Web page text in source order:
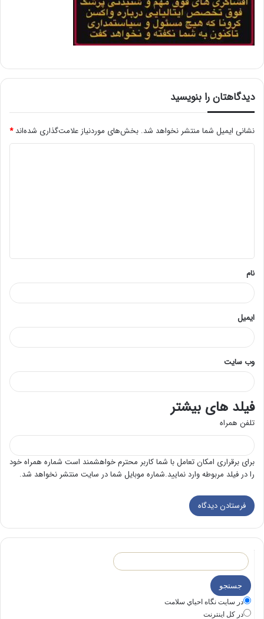
دیدگاهتان را بنویسید
نشانی ایمیل شما منتشر نخواهد شد. بخش‌های موردنیاز علامت‌گذاری شده‌اند*
*
نام
ایمیل
وب‌ سایت
فیلد های بیشتر
تلفن همراه
برای برقراری امکان تعامل با شما کاربر محترم خواهشمند است شماره همراه خود
را در فیلد مربوطه وارد نمایید.شماره موبایل شما در سایت منتشر نخواهد شد.
در سايت نگاه احياي سلامت
در كل اينترنت